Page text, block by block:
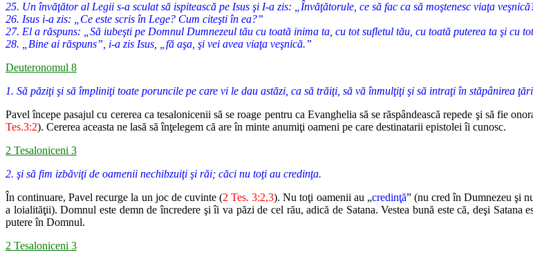
25. Un învăţător al Legii s-a sculat să ispitească pe Isus şi I-a zis: „Învăţătorule, ce să fac ca să moştenesc viaţa
26. Isus i-a zis: „Ce este scris în Lege? Cum citeşti în ea?”
27. El a răspuns: „Să iubeşti pe Domnul Dumnezeul tău cu toată inima ta, cu tot sufletul tău, cu toată puterea ta şi cu
28. „Bine ai răspuns”, i-a zis Isus, „fă aşa, şi vei avea viaţa veşnică.”
Deuteronomul 8
1. Să păziţi şi să împliniţi toate poruncile pe care vi le dau astăzi, ca să trăiţi, să vă înmulţiţi şi să intraţi în stăpânirea
Pavel începe pasajul cu cererea ca tesalonicenii să se roage pentru ca Evanghelia să se răspândească repede şi să fie
Tes.3:2). Cererea aceasta ne lasă să înţelegem că are în minte anumiţi oameni pe care destinatarii epistolei îi cunosc.
2 Tesaloniceni 3
2. şi să fim izbăviţi de oamenii nechibzuiţi şi răi; căci nu toţi au credinţa.
În continuare, Pavel recurge la un joc de cuvinte (2 Tes. 3:2,3). Nu toţi oamenii au „credinţă” (nu cred în Dumnezeu şi
a loialităţii). Domnul este demn de încredere şi îi va păzi de cel rău, adică de Satana. Vestea bună este că, deşi Satana
putere în Domnul.
2 Tesaloniceni 3